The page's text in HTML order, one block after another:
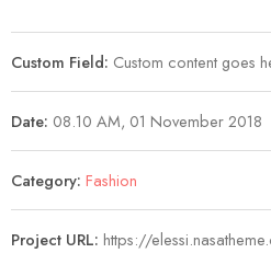
Custom Field: Custom content goes
Date: 08.10 AM, 01 November 2018
Category: Fashion
Project URL: https://